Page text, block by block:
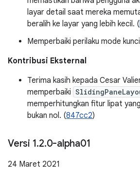
layar detail saat mereka
beralih ke layar yang lebih kecil. (
Memperbaiki perilaku mode
Kontribusi Eksternal
Terima kasih kepada Cesar
memperbaiki
memperhitungkan fitur lipat
bukan nol. (847cc2)
Versi 1.2.0-alpha01
24 Maret 2021